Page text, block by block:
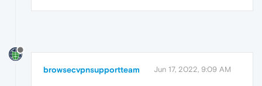
browsecvpnsupportteam Jun 17, 2022, 9:09 AM